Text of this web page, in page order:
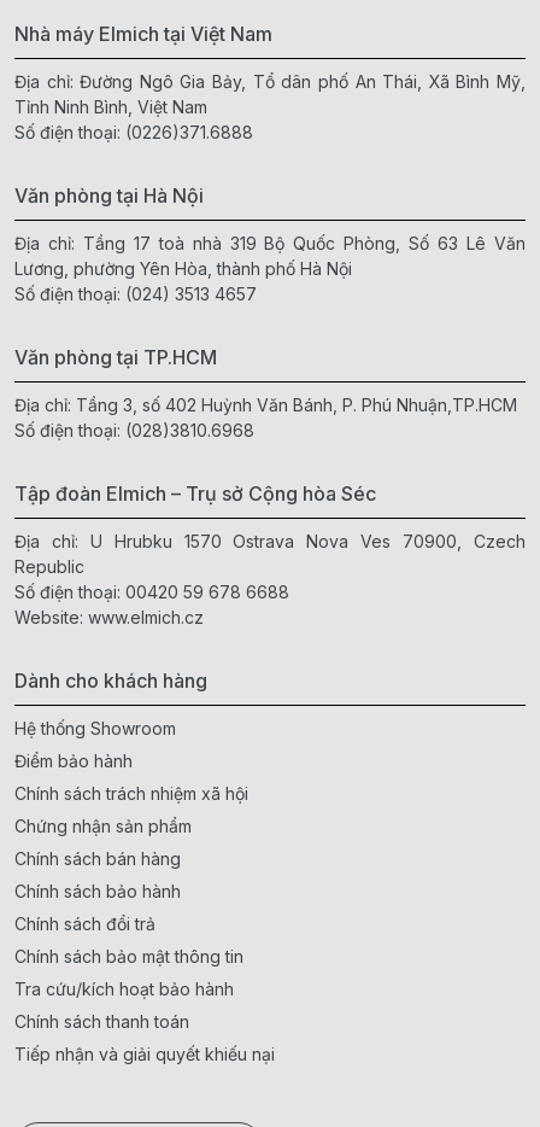
Nhà máy Elmich tại Việt Nam
Địa chỉ: Đường Ngô Gia Bảy, Tổ dân phố An Thái, Xã Bình Mỹ,
Tỉnh Ninh Bình, Việt Nam
Số điện thoại: (0226)371.6888
Văn phòng tại Hà Nội
Địa chỉ: Tầng 17 toà nhà 319 Bộ Quốc Phòng, Số 63 Lê Văn
Lương, phường Yên Hòa, thành phố Hà Nội
Số điện thoại: (024) 3513 4657
Văn phòng tại TP.HCM
Địa chỉ: Tầng 3, số 402 Huỳnh Văn Bánh, P. Phú Nhuận,TP.HCM
Số điện thoại: (028)3810.6968
Tập đoàn Elmich – Trụ sở Cộng hòa Séc
Địa chỉ: U Hrubku 1570 Ostrava Nova Ves 70900, Czech
Republic
Số điện thoại: 00420 59 678 6688
Website: www.elmich.cz
Dành cho khách hàng
Hệ thống Showroom
Điểm bảo hành
Chính sách trách nhiệm xã hội
Chứng nhận sản phẩm
Chính sách bán hàng
Chính sách bảo hành
Chính sách đổi trả
Chính sách bảo mật thông tin
Tra cứu/kích hoạt bảo hành
Chính sách thanh toán
Tiếp nhận và giải quyết khiếu nại